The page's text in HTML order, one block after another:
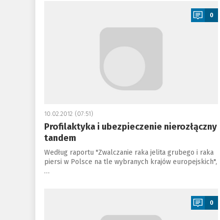
0
10.02.2012 (07:51)
Profilaktyka i ubezpieczenie nierozłączny
tandem
Według raportu "Zwalczanie raka jelita grubego i raka
piersi w Polsce na tle wybranych krajów europejskich",
…
0